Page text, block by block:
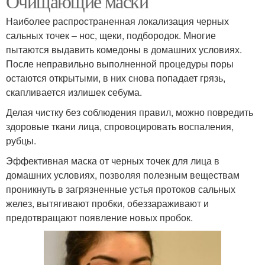
Наиболее распространенная локализация черных
сальных точек – нос, щеки, подбородок. Многие
пытаются выдавить комедоны в домашних условиях.
После неправильно выполненной процедуры поры
остаются открытыми, в них снова попадает грязь,
скапливается излишек себума.
Делая чистку без соблюдения правил, можно повредить
здоровые ткани лица, спровоцировать воспаления,
рубцы.
Эффективная маска от черных точек для лица в
домашних условиях, позволяя полезным веществам
проникнуть в загрязненные устья протоков сальных
желез, вытягивают пробки, обеззараживают и
предотвращают появление новых пробок.